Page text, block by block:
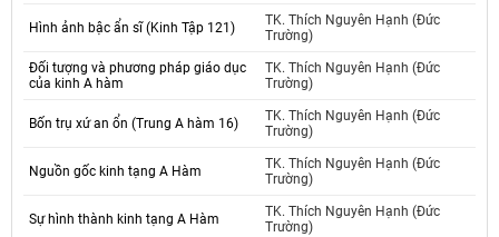
Hình ảnh bậc ẩn sĩ (Kinh Tập 121)
TK. Thích Nguyên Hạnh (Đức
Trường)
Đối tượng và phương pháp giáo dục
của kinh A hàm
TK. Thích Nguyên Hạnh (Đức
Trường)
Bốn trụ xứ an ổn (Trung A hàm 16)
TK. Thích Nguyên Hạnh (Đức
Trường)
Nguồn gốc kinh tạng A Hàm
TK. Thích Nguyên Hạnh (Đức
Trường)
Sự hình thành kinh tạng A Hàm
TK. Thích Nguyên Hạnh (Đức
Trường)